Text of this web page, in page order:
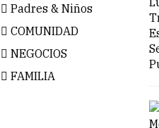
Padres & Niños
COMUNIDAD
NEGOCIOS
FAMILIA